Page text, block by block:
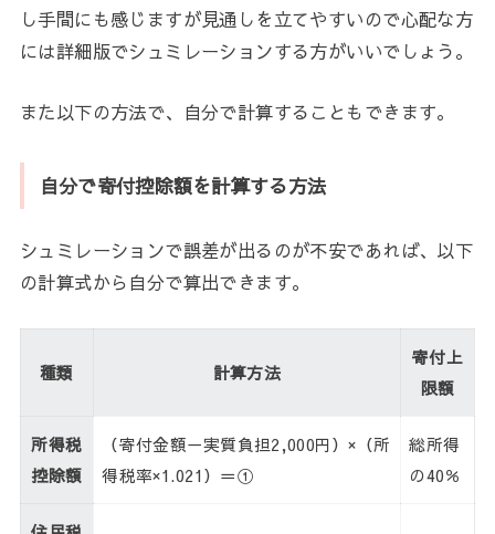
し手間にも感じますが見通しを立てやすいので心配な方
には詳細版でシュミレーションする方がいいでしょう。
また以下の方法で、自分で計算することもできます。
自分で寄付控除額を計算する方法
シュミレーションで誤差が出るのが不安であれば、以下
の計算式から自分で算出できます。
種類 計算方法
寄付上
限額
所得税
控除額
（寄付金額－実質負担2,000円）×（所
得税率×1.021）＝①
総所得
の40％